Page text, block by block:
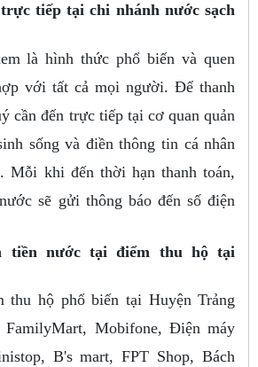
tiếp tại chi nhánh nước sạch
là hình thức phổ biến và quen
với tất cả mọi người. Để thanh
cần đến trực tiếp tại cơ quan quản
sống và điền thông tin cá nhân
Mỗi khi đến thời hạn thanh toán,
sẽ gửi thông báo đến số điện
tiền nước tại điểm thu hộ tại
hộ phổ biến tại Huyện Trảng
Mobifone, Điện máy
B's mart, FPT Shop, Bách